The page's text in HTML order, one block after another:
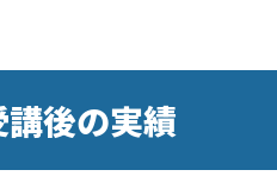
後の実績